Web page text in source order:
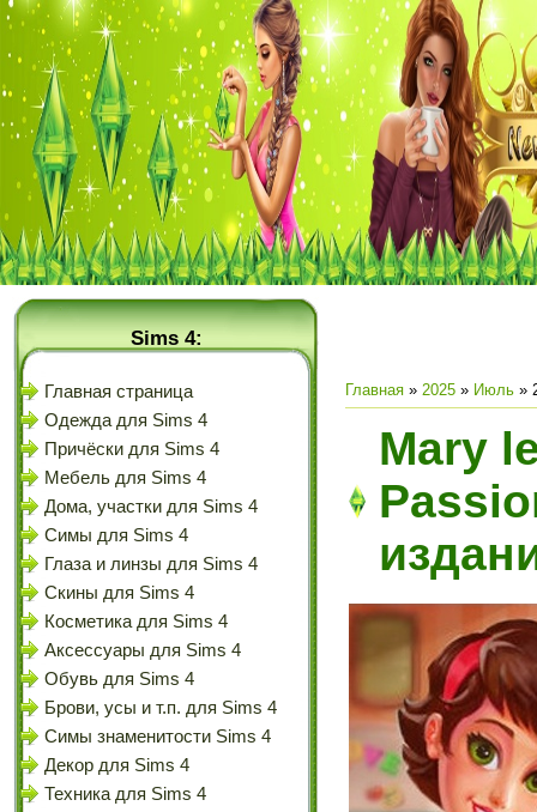
Sims 4:
Главная страница
Одежда для Sims 4
Причёски для Sims 4
Мебель для Sims 4
Дома, участки для Sims 4
Симы для Sims 4
Глаза и линзы для Sims 4
Скины для Sims 4
Косметика для Sims 4
Аксессуары для Sims 4
Обувь для Sims 4
Брови, усы и т.п. для Sims 4
Симы знаменитости Sims 4
Декор для Sims 4
Техника для Sims 4
Главная » 2025 » Июль »
Mary